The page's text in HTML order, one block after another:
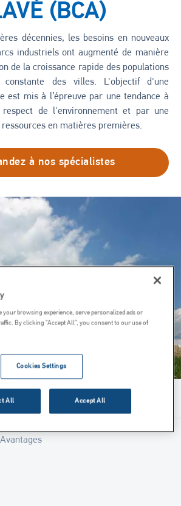
(BCA)
décennies, les besoins en nouveaux
industriels ont augmenté de manière
de la croissance rapide des populations
des villes. L'objectif d'une
est mis à l’épreuve par une tendance à
de l'environnement et par une
en matières premières.
à nos spécialistes
your browsing experience, serve personalized ads or
By clicking “Accept All”, you consent to our use of
Cookies Settings
All Accept All